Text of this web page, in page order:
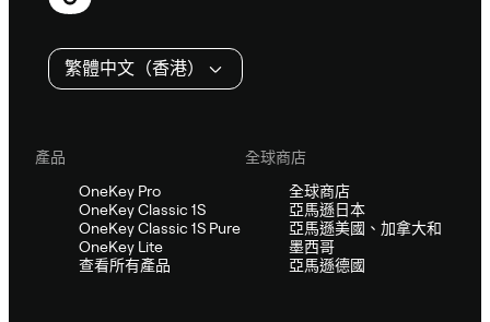
繁體中文（香港）
產品
OneKey Pro
OneKey Classic 1S
OneKey Classic 1S Pure
OneKey Lite
查看所有產品
全球商店
全球商店
亞馬遜日本
亞馬遜美國、加拿大和
墨西哥
亞馬遜德國